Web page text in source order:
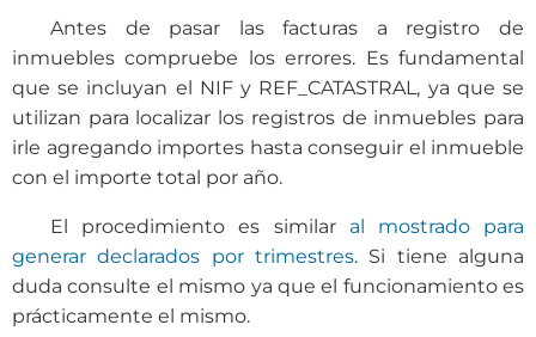
Antes de pasar las facturas a registro de
inmuebles compruebe los errores. Es fundamental
que se incluyan el NIF y REF_CATASTRAL, ya que se
utilizan para localizar los registros de inmuebles para
irle agregando importes hasta conseguir el inmueble
con el importe total por año.
El procedimiento es similar al mostrado para
generar declarados por trimestres. Si tiene alguna
duda consulte el mismo ya que el funcionamiento es
prácticamente el mismo.